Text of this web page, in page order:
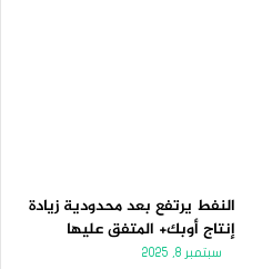
النفط يرتفع بعد محدودية زيادة
إنتاج أوبك+ المتفق عليها
سبتمبر 8, 2025